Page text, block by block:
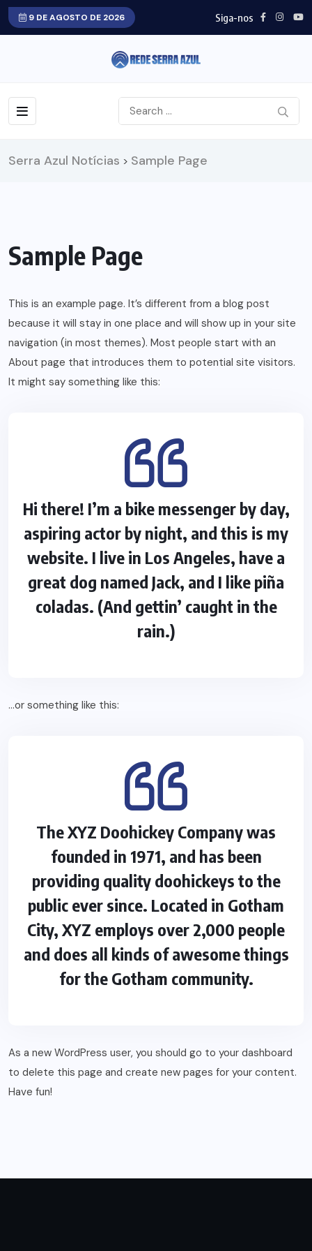
9 DE AGOSTO DE 2026 Siga-nos
Serra Azul Notícias > Sample Page
Sample Page
This is an example page. It’s different from a blog post
because it will stay in one place and will show up in your site
navigation (in most themes). Most people start with an
About page that introduces them to potential site visitors.
It might say something like this:
Hi there! I’m a bike messenger by day,
aspiring actor by night, and this is my
website. I live in Los Angeles, have a
great dog named Jack, and I like piña
coladas. (And gettin’ caught in the
rain.)
…or something like this:
The XYZ Doohickey Company was
founded in 1971, and has been
providing quality doohickeys to the
public ever since. Located in Gotham
City, XYZ employs over 2,000 people
and does all kinds of awesome things
for the Gotham community.
As a new WordPress user, you should go to your dashboard
to delete this page and create new pages for your content.
Have fun!